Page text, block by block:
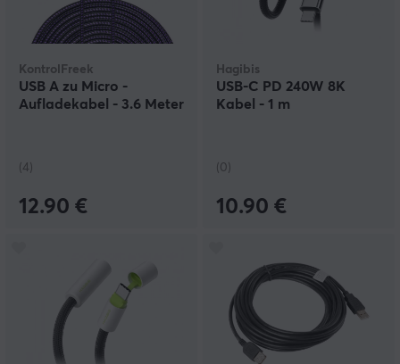
KontrolFreek
USB A zu Micro -
Aufladekabel - 3.6 Meter
(4)
12.90 €
Hagibis
USB-C PD 240W 8K
Kabel - 1 m
(0)
10.90 €